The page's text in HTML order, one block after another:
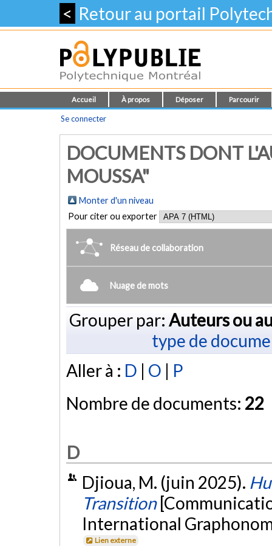
< Retour au portail
Accueil À propos Déposer Parcourir
Se connecter
DOCUMENTS DONT
MOUSSA"
Monter d'un niveau
Pour citer ou exporter
Réseau de collaboration
Nuage de mots
Grouper par: Auteurs ou
type de
Aller à : D | O | P
Nombre de documents: 22
D
Djioua, M. (juin 2025).
Transition
International
Lien externe